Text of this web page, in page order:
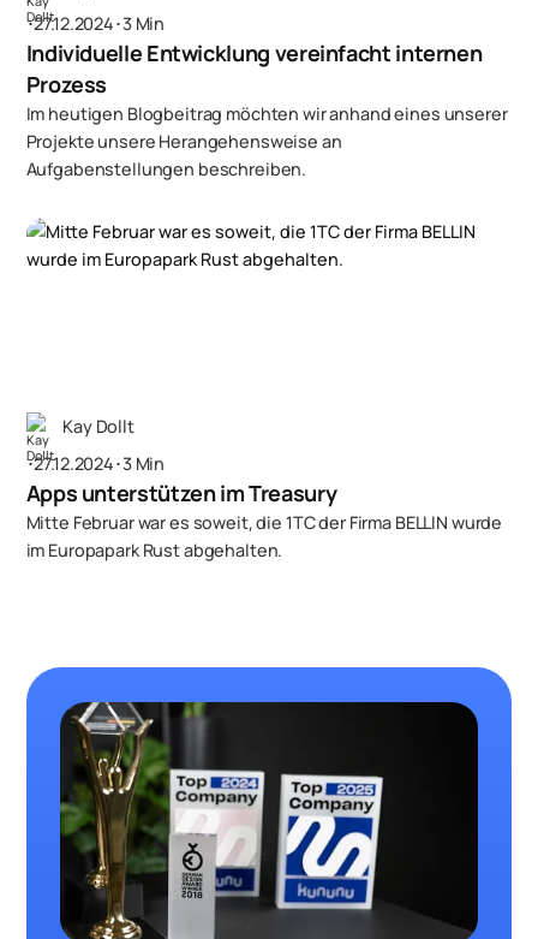
･27.12.2024･3 Min
Individuelle Entwicklung vereinfacht internen
Prozess
Im heutigen Blogbeitrag möchten wir anhand eines unserer
Projekte unsere Herangehensweise an
Aufgabenstellungen beschreiben.
Kay Dollt
･27.12.2024･3 Min
Apps unterstützen im Treasury
Mitte Februar war es soweit, die 1TC der Firma BELLIN wurde
im Europapark Rust abgehalten.